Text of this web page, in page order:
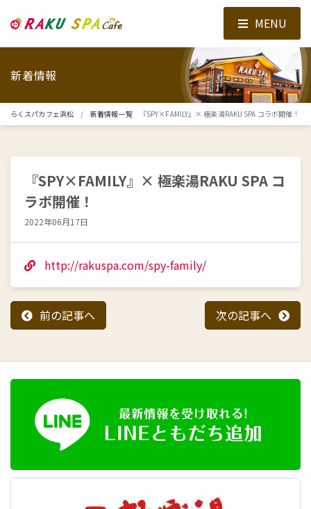
新着情報
らくスパカフェ浜松 新着情報一覧 『SPY×FAMILY』× 極楽湯RAKU SPA コラボ開催！
『SPY×FAMILY』× 極楽湯RAKU SPA コ
ラボ開催！
2022年06月17日
http://rakuspa.com/spy-family/
前の記事へ 次の記事へ
MENU